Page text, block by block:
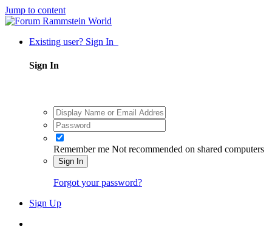
Jump to content
Existing user? Sign In
Sign In
Remember me Not recommended on shared computers
Sign In
Forgot your password?
Sign Up